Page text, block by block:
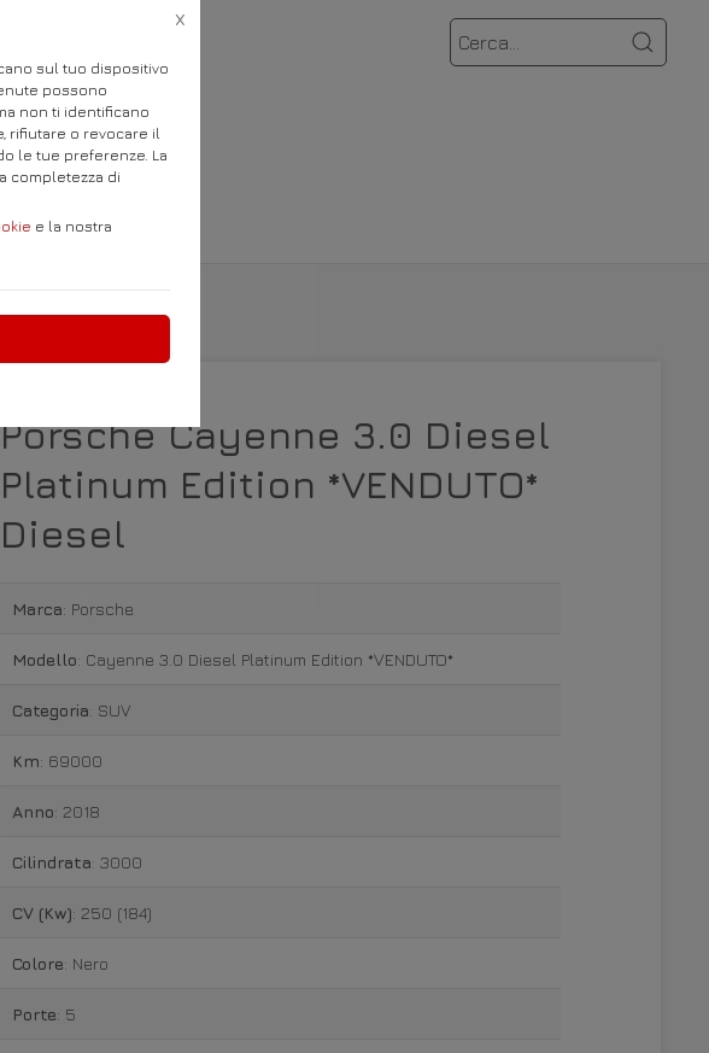
sul tuo dispositivo
possono
non ti identificano
rifiutare o revocare il
le tue preferenze. La
completezza di
e la nostra
X
DOVE SIAMO
Porsche Cayenne 3.0 Diesel
Platinum Edition *VENDUTO*
Diesel
Marca: Porsche
Modello: Cayenne 3.0 Diesel Platinum Edition *VENDUTO*
Categoria: SUV
Km: 69000
Anno: 2018
Cilindrata: 3000
CV (Kw): 250 (184)
Colore: Nero
Porte: 5